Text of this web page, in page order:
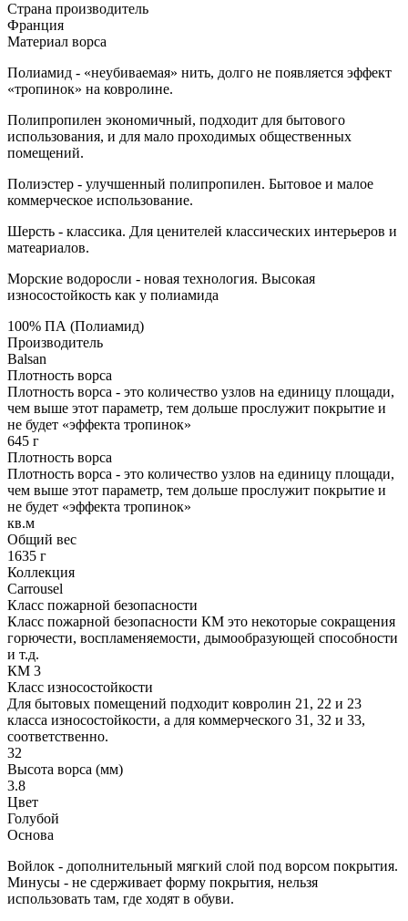
Страна производитель
Франция
Материал ворса
Полиамид - «неубиваемая» нить, долго не появляется эффект
«тропинок» на ковролине.
Полипропилен экономичный, подходит для бытового
использования, и для мало проходимых общественных
помещений.
Полиэстер - улучшенный полипропилен. Бытовое и малое
коммерческое использование.
Шерсть - классика. Для ценителей классических интерьеров и
матеариалов.
Морские водоросли - новая технология. Высокая
износостойкость как у полиамида
100% ПА (Полиамид)
Производитель
Balsan
Плотность ворса
Плотность ворса - это количество узлов на единицу площади,
чем выше этот параметр, тем дольше прослужит покрытие и
не будет «эффекта тропинок»
645 г
Плотность ворса
Плотность ворса - это количество узлов на единицу площади,
чем выше этот параметр, тем дольше прослужит покрытие и
не будет «эффекта тропинок»
кв.м
Общий вес
1635 г
Коллекция
Carrousel
Класс пожарной безопасности
Класс пожарной безопасности КМ это некоторые сокращения
горючести, воспламеняемости, дымообразующей способности
и т.д.
КМ 3
Класс износостойкости
Для бытовых помещений подходит ковролин 21, 22 и 23
класса износостойкости, а для коммерческого 31, 32 и 33,
соответственно.
32
Высота ворса (мм)
3.8
Цвет
Голубой
Основа
Войлок - дополнительный мягкий слой под ворсом покрытия.
Минусы - не сдерживает форму покрытия, нельзя
использовать там, где ходят в обуви.